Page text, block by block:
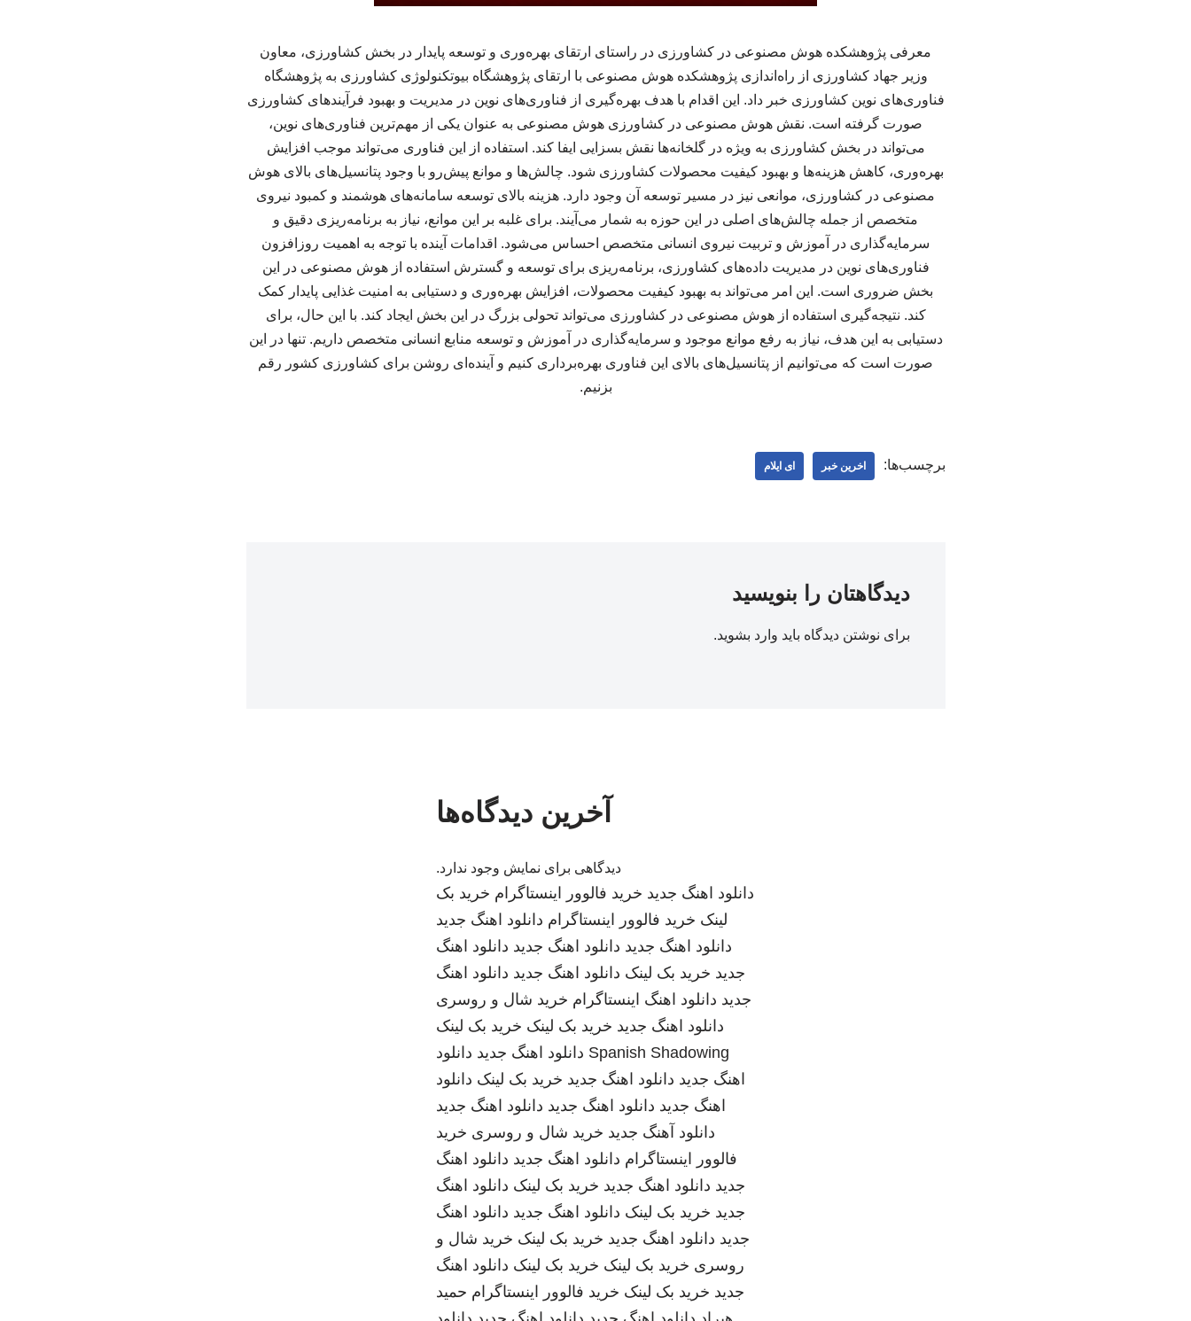
معرفی پژوهشکده هوش مصنوعی در کشاورزی در راستای ارتقای بهره‌وری و توسعه پایدار در بخش کشاورزی، معاون
وزیر جهاد کشاورزی از راه‌اندازی پژوهشکده هوش مصنوعی با ارتقای پژوهشگاه بیوتکنولوژی کشاورزی به پژوهشگاه
فناوری‌های نوین کشاورزی خبر داد. این اقدام با هدف بهره‌گیری از فناوری‌های نوین در مدیریت و بهبود فرآیندهای کشاورزی
صورت گرفته است. نقش هوش مصنوعی در کشاورزی هوش مصنوعی به عنوان یکی از مهم‌ترین فناوری‌های نوین،
می‌تواند در بخش کشاورزی به ویژه در گلخانه‌ها نقش بسزایی ایفا کند. استفاده از این فناوری می‌تواند موجب افزایش
بهره‌وری، کاهش هزینه‌ها و بهبود کیفیت محصولات کشاورزی شود. چالش‌ها و موانع پیش‌رو با وجود پتانسیل‌های بالای هوش
مصنوعی در کشاورزی، موانعی نیز در مسیر توسعه آن وجود دارد. هزینه بالای توسعه سامانه‌های هوشمند و کمبود نیروی
متخصص از جمله چالش‌های اصلی در این حوزه به شمار می‌آیند. برای غلبه بر این موانع، نیاز به برنامه‌ریزی دقیق و
سرمایه‌گذاری در آموزش و تربیت نیروی انسانی متخصص احساس می‌شود. اقدامات آینده با توجه به اهمیت روزافزون
فناوری‌های نوین در مدیریت داده‌های کشاورزی، برنامه‌ریزی برای توسعه و گسترش استفاده از هوش مصنوعی در این
بخش ضروری است. این امر می‌تواند به بهبود کیفیت محصولات، افزایش بهره‌وری و دستیابی به امنیت غذایی پایدار کمک
کند. نتیجه‌گیری استفاده از هوش مصنوعی در کشاورزی می‌تواند تحولی بزرگ در این بخش ایجاد کند. با این حال، برای
دستیابی به این هدف، نیاز به رفع موانع موجود و سرمایه‌گذاری در آموزش و توسعه منابع انسانی متخصص داریم. تنها در این
صورت است که می‌توانیم از پتانسیل‌های بالای این فناوری بهره‌برداری کنیم و آینده‌ای روشن برای کشاورزی کشور رقم
بزنیم.
برچسب‌ها: اخرین خبر ای ایلام
دیدگاهتان را بنویسید
برای نوشتن دیدگاه باید وارد بشوید.
آخرین دیدگاه‌ها
دیدگاهی برای نمایش وجود ندارد.
دانلود اهنگ جدید خرید فالوور اینستاگرام خرید بک
لینک خرید فالوور اینستاگرام دانلود اهنگ جدید
دانلود اهنگ جدید دانلود اهنگ جدید دانلود اهنگ
جدید خرید بک لینک دانلود اهنگ جدید دانلود اهنگ
جدید دانلود اهنگ اینستاگرام خرید شال و روسری
دانلود اهنگ جدید خرید بک لینک خرید بک لینک
Spanish Shadowing دانلود اهنگ جدید دانلود
اهنگ جدید دانلود اهنگ جدید خرید بک لینک دانلود
اهنگ جدید دانلود اهنگ جدید دانلود اهنگ جدید
دانلود آهنگ جدید خرید شال و روسری خرید
فالوور اینستاگرام دانلود اهنگ جدید دانلود اهنگ
جدید دانلود اهنگ جدید خرید بک لینک دانلود اهنگ
جدید خرید بک لینک دانلود اهنگ جدید دانلود اهنگ
جدید دانلود اهنگ جدید خرید بک لینک خرید شال و
روسری خرید بک لینک خرید بک لینک دانلود اهنگ
جدید خرید بک لینک خرید فالوور اینستاگرام حمید